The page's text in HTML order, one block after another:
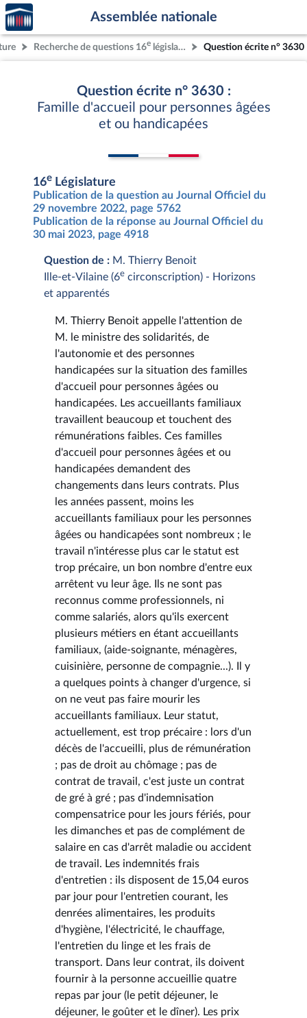
Aller au contenu
Aller en bas de la page
Accèder
à la
page
d'accueil
Assemblée nationale
Recherche de questions 16e législature Question écrite n° 3630
Question écrite n° 3630 :
Famille d'accueil pour personnes âgées
et ou handicapées
16e Législature
Publication de la question au Journal Officiel du
29 novembre 2022, page 5762
Publication de la réponse au Journal Officiel du
30 mai 2023, page 4918
Question de : M. Thierry Benoit
Ille-et-Vilaine (6e circonscription) - Horizons
et apparentés
M. Thierry Benoit appelle l'attention de
M. le ministre des solidarités, de
l'autonomie et des personnes
handicapées sur la situation des familles
d'accueil pour personnes âgées ou
handicapées. Les accueillants familiaux
travaillent beaucoup et touchent des
rémunérations faibles. Ces familles
d'accueil pour personnes âgées et ou
handicapées demandent des
changements dans leurs contrats. Plus
les années passent, moins les
accueillants familiaux pour les personnes
âgées ou handicapées sont nombreux ; le
travail n'intéresse plus car le statut est
trop précaire, un bon nombre d'entre eux
arrêtent vu leur âge. Ils ne sont pas
reconnus comme professionnels, ni
comme salariés, alors qu'ils exercent
plusieurs métiers en étant accueillants
familiaux, (aide-soignante, ménagères,
cuisinière, personne de compagnie...). Il y
a quelques points à changer d'urgence, si
on ne veut pas faire mourir les
accueillants familiaux. Leur statut,
actuellement, est trop précaire : lors d'un
décès de l'accueilli, plus de rémunération
; pas de droit au chômage ; pas de
contrat de travail, c'est juste un contrat
de gré à gré ; pas d'indemnisation
compensatrice pour les jours fériés, pour
les dimanches et pas de complément de
salaire en cas d'arrêt maladie ou accident
de travail. Les indemnités frais
d'entretien : ils disposent de 15,04 euros
par jour pour l'entretien courant, les
denrées alimentaires, les produits
d'hygiène, l'électricité, le chauffage,
l'entretien du linge et les frais de
transport. Dans leur contrat, ils doivent
fournir à la personne accueillie quatre
repas par jour (le petit déjeuner, le
déjeuner, le goûter et le dîner). Les prix